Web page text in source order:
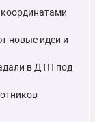
новые идеи и
в ДТП под